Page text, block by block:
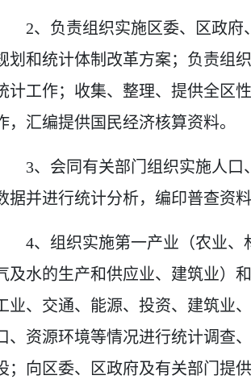
2、 负责组织实施区委、区政
划和统计体制改革方案；负责组
计工作；收集、整理、提供全区
，汇编提供国民经济核算资料。
3、 会同有关部门组织实施人
据并进行统计分析，编印普查资料
4、 组织实施第一产业（农业
及水的生产和供应业、建筑业）
业、交通、能源、投资、建筑业
、资源环境等情况进行统计调查
；向区委、区政府及有关部门提